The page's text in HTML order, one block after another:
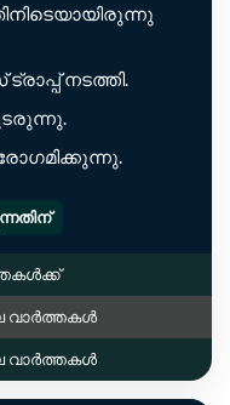
നടത്തി.
വാർത്തകൾ
വാർത്തകൾ